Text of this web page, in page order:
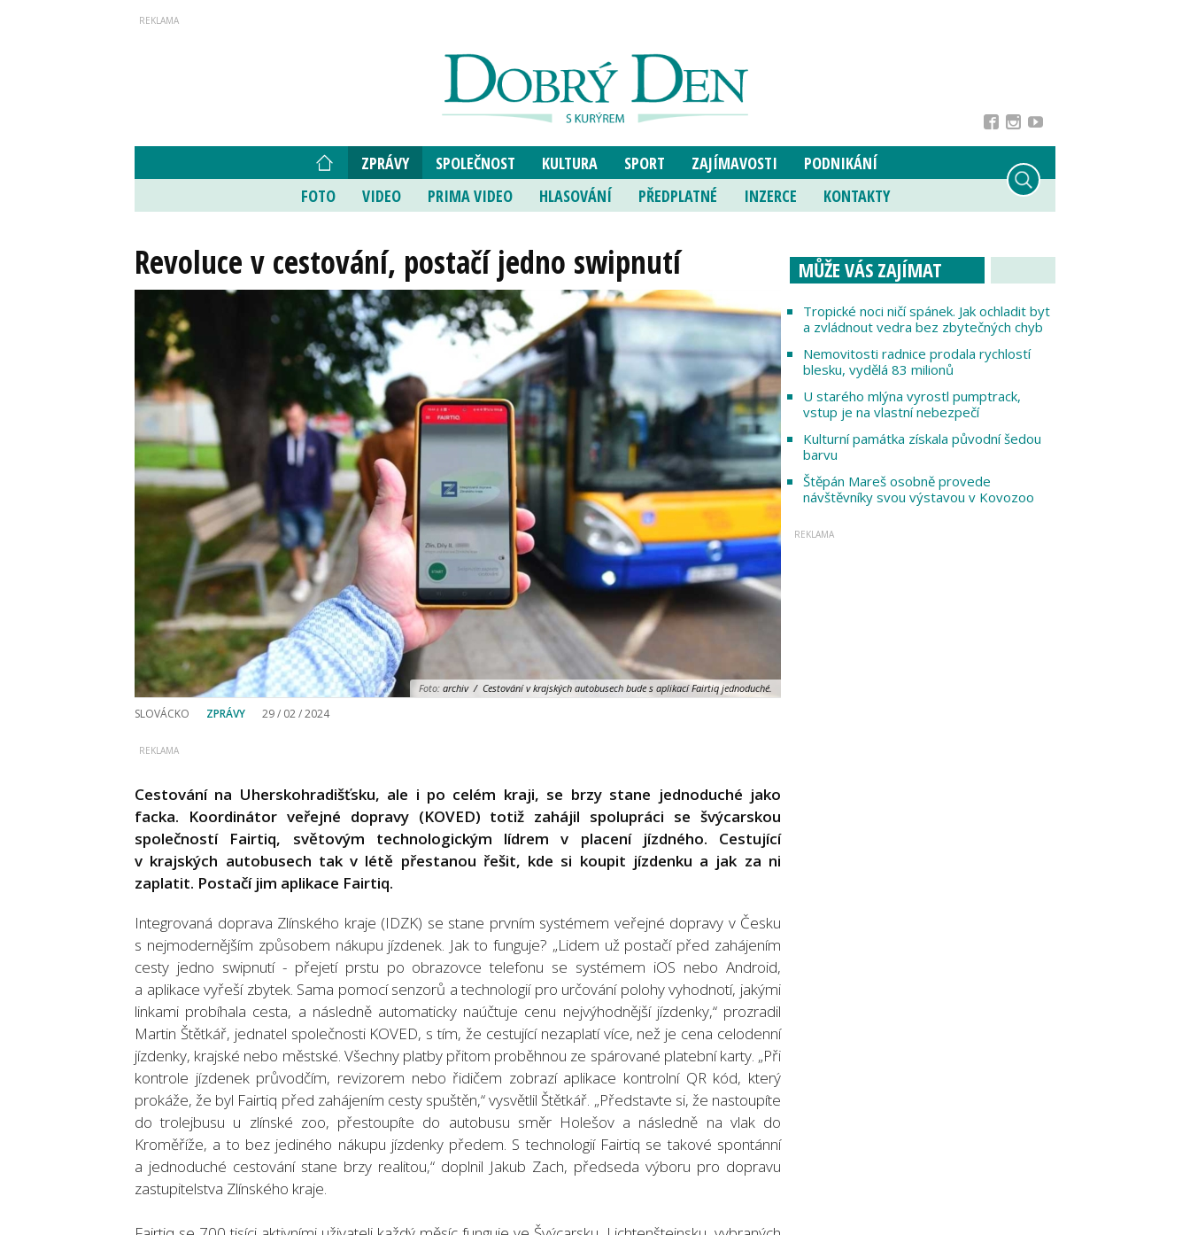
ZPRÁVY SPOLEČNOST KULTURA SPORT ZAJÍMAVOSTI
PODNIKÁNÍ
FOTO
VIDEO PRIMA VIDEO HLASOVÁNÍ PŘEDPLATNÉ INZERCE KONTAKTY
Revoluce v cestování, postačí jedno swipnutí
Foto: archiv / Cestování v krajských autobusech bude s aplikací Fairtiq jednoduché.
SLOVÁCKO ZPRÁVY 29 / 02 / 2024
Cestování na Uherskohradišťsku, ale i po celém kraji, se brzy stane jednoduché jako
facka. Koordinátor veřejné dopravy (KOVED) totiž zahájil spolupráci se švýcarskou
společností Fairtiq, světovým technologickým lídrem v placení jízdného. Cestující
v krajských autobusech tak v létě přestanou řešit, kde si koupit jízdenku a jak za ni
zaplatit. Postačí jim aplikace Fairtiq.
Integrovaná doprava Zlínského kraje (IDZK) se stane prvním systémem veřejné dopravy v Česku
s nejmodernějším způsobem nákupu jízdenek. Jak to funguje? „Lidem už postačí před zahájením
cesty jedno swipnutí - přejetí prstu po obrazovce telefonu se systémem iOS nebo Android,
a aplikace vyřeší zbytek. Sama pomocí senzorů a technologií pro určování polohy vyhodnotí, jakými
linkami probíhala cesta, a následně automaticky naúčtuje cenu nejvýhodnější jízdenky,“ prozradil
Martin Štětkář, jednatel společnosti KOVED, s tím, že cestující nezaplatí více, než je cena celodenní
jízdenky, krajské nebo městské. Všechny platby přitom proběhnou ze spárované platební karty. „Při
kontrole jízdenek průvodčím, revizorem nebo řidičem zobrazí aplikace kontrolní QR kód, který
prokáže, že byl Fairtiq před zahájením cesty spuštěn,“ vysvětlil Štětkář. „Představte si, že nastoupíte
do trolejbusu u zlínské zoo, přestoupíte do autobusu směr Holešov a následně na vlak do
Kroměříže, a to bez jediného nákupu jízdenky předem. S technologií Fairtiq se takové spontánní
a jednoduché cestování stane brzy realitou,“ doplnil Jakub Zach, předseda výboru pro dopravu
zastupitelstva Zlínského kraje.
MŮŽE VÁS ZAJÍMAT
Tropické noci ničí spánek. Jak ochladit byt
a zvládnout vedra bez zbytečných chyb
Nemovitosti radnice prodala rychlostí
blesku, vydělá 83 milionů
U starého mlýna vyrostl pumptrack,
vstup je na vlastní nebezpečí
Kulturní památka získala původní šedou
barvu
Štěpán Mareš osobně provede
návštěvníky svou výstavou v Kovozoo